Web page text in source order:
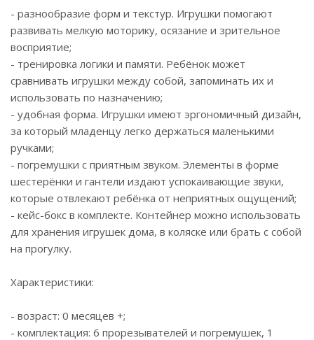
- разнообразие форм и текстур. Игрушки помогают
развивать мелкую моторику, осязание и зрительное
восприятие;
- тренировка логики и памяти. Ребёнок может
сравнивать игрушки между собой, запоминать их и
использовать по назначению;
- удобная форма. Игрушки имеют эргономичный дизайн,
за который младенцу легко держаться маленькими
ручками;
- погремушки с приятным звуком. Элементы в форме
шестерёнки и гантели издают успокаивающие звуки,
которые отвлекают ребёнка от неприятных ощущений;
- кейс-бокс в комплекте. Контейнер можно использовать
для хранения игрушек дома, в коляске или брать с собой
на прогулку.
Характеристики:
- возраст: 0 месяцев +;
- комплектация: 6 прорезывателей и погремушек, 1